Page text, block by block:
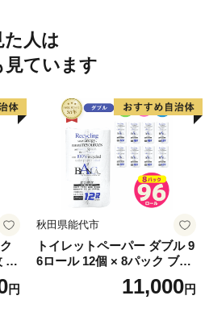
た人は
見ています
60
常
円
秋田県能代市
トイレットペーパー ダブル 9
6ロール 12個 × 8パック ブラ
ンカ 再生紙 100％ 芯あり 日
用品 消耗品 無香料 生活用品
11,000円